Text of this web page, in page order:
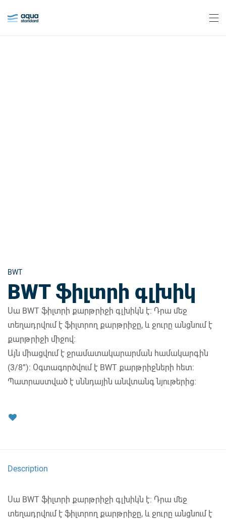
BWT
BWT ֆիլտրի գլխիկ
Սա BWT ֆիլտրի քարթրիջի գլխիկն է։ Դրա մեջ
տեղադրվում է ֆիլտրող քարթրիջը, և ջուրը անցնում է
քարթրիջի միջով։
Այն միացվում է ջրամատակարարման համակարգին
(3/8”)։ Օգտագործվում է BWT քարթրիջների հետ։
Պատրաստված է սննդային անվտանգ նյութերից։
Description
Սա BWT ֆիլտրի քարթրիջի գլխիկն է։ Դրա մեջ
տեղադրվում է ֆիլտրող քարթրիջը, և ջուրը անցնում է